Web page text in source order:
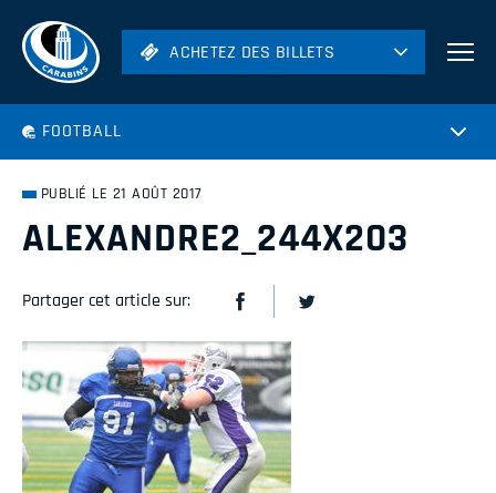
ACHETEZ DES BILLETS
ACHETEZ DES BILLETS
FOOTBALL
PUBLIÉ LE 21 AOÛT 2017
ALEXANDRE2_244X203
Partager cet article sur: